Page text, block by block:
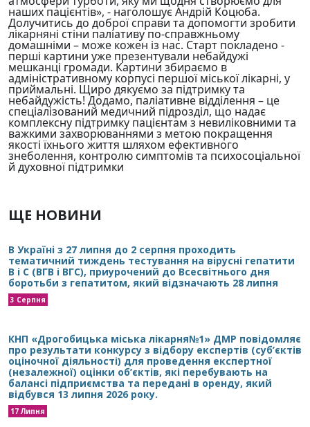
наших пацієнтів», - наголошує Андрій Коцюба.
Долучитись до доброї справи та допомогти зробити
лікарняні стіни паліативу по-справжньому
домашніми – може кожен із нас. Старт покладено -
перші картини уже презентували небайдужі
мешканці громади. Картини збираємо в
адміністративному корпусі першої міської лікарні, у
приймальні. Щиро дякуємо за підтримку та
небайдужість! Додамо, паліативне відділення – це
спеціалізований медичний підрозділ, що надає
комплексну підтримку пацієнтам з невиліковними та
важкими захворюваннями з метою покращення
якості їхнього життя шляхом ефективного
знеболення, контролю симптомів та психосоціальної
й духовної підтримки
ЩЕ НОВИНИ
В Україні з 27 липня до 2 серпня проходить
тематичний тиждень тестування на вірусні гепатити
В і С (ВГВ і ВГС), приурочений до Всесвітнього дня
боротьби з гепатитом, який відзначають 28 липня
3 Серпня
КНП «Дрогобицька міська лікарня№1» ДМР повідомляє
про результати конкурсу з відбору експертів (суб’єктів
оціночної діяльності) для проведення експертної
(незалежної) оцінки об’єктів, які перебувають на
балансі підприємства та передані в оренду, який
відбувся 13 липня 2026 року.
17 Липня